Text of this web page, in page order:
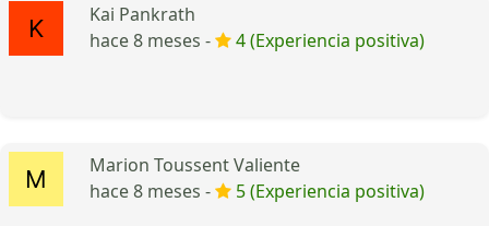
Kai Pankrath
hace 8 meses -
4 (Experiencia positiva)
Marion Toussent Valiente
hace 8 meses -
5 (Experiencia positiva)